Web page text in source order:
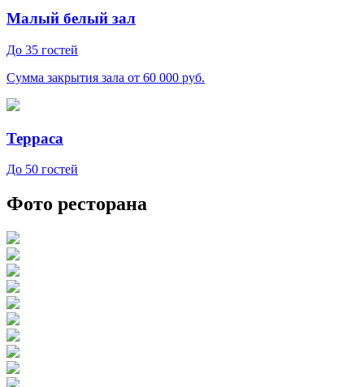
Малый белый зал
До 35 гостей
Сумма закрытия зала от 60 000 руб.
Терраса
До 50 гостей
Фото ресторана